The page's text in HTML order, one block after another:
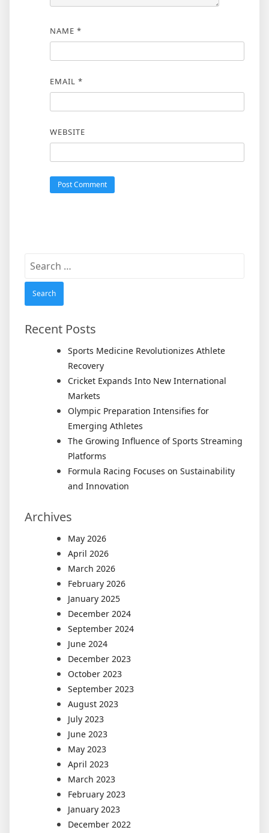
NAME *
EMAIL *
WEBSITE
Search
Recent Posts
Sports Medicine Revolutionizes Athlete
Recovery
Cricket Expands Into New International
Markets
Olympic Preparation Intensifies for
Emerging Athletes
The Growing Influence of Sports Streaming
Platforms
Formula Racing Focuses on Sustainability
and Innovation
Archives
May 2026
April 2026
March 2026
February 2026
January 2025
December 2024
September 2024
June 2024
December 2023
October 2023
September 2023
August 2023
July 2023
June 2023
May 2023
April 2023
March 2023
February 2023
January 2023
December 2022